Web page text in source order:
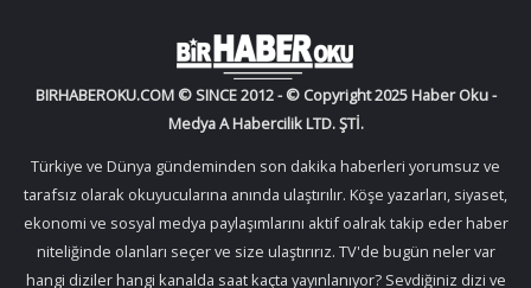
BIRHABEROKU.COM © SINCE 2012 - © Copyright 2025 Haber Oku -
Medya A Habercilik LTD. ŞTİ.
Türkiye ve Dünya gündeminden son dakika haberleri yorumsuz ve
tarafsız olarak okuyucularına anında ulaştırılır. Köşe yazarları, siyaset,
ekonomi ve sosyal medya paylaşımlarını aktif oalrak takip eder haber
niteliğinde olanları seçer ve size ulaştırırız. TV'de bugün neler var
hangi diziler hangi kanalda saat kaçta yayınlanıyor? Sevdiğiniz dizi ve